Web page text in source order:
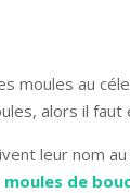
moules au
alors il
leur nom
moules de